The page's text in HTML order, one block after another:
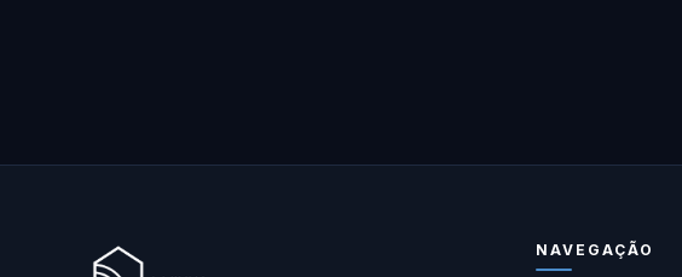
NAVEGAÇÃO